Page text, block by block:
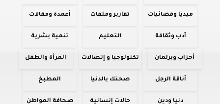
ميديا وفضائيات تقارير وملفات أعمدة ومقالات
أدب وثقافة التعليم تنمية بشرية
أحزاب وبرلمان تكنولوجيا و إتصالات المرأة والطفل
أناقة الرجل صحتك بالدنيا المطبخ
دنيا ودين حالات إنسانية صحافة المواطن